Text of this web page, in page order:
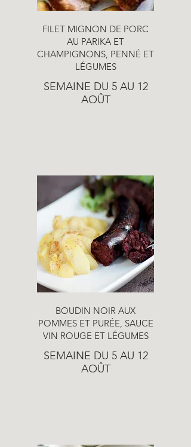
FILET MIGNON DE PORC
AU PARIKA ET
CHAMPIGNONS, PENNÉ ET
LÉGUMES
SEMAINE DU 5 AU 12
AOÛT
BOUDIN NOIR AUX
POMMES ET PURÉE, SAUCE
VIN ROUGE ET LÉGUMES
SEMAINE DU 5 AU 12
AOÛT